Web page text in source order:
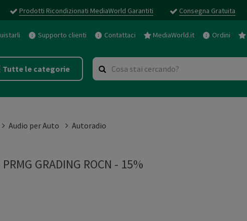
Prodotti Ricondizionati MediaWorld Garantiti Consegna Gratuita
Supporto clienti Contattaci MediaWorld.it Ordini
Tutte le categorie
Audio per Auto
Autoradio
PRMG GRADING ROCN - 15%